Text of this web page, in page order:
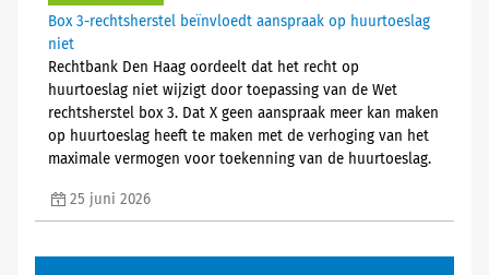
Box 3-rechtsherstel beïnvloedt aanspraak op huurtoeslag
niet
Rechtbank Den Haag oordeelt dat het recht op
huurtoeslag niet wijzigt door toepassing van de Wet
rechtsherstel box 3. Dat X geen aanspraak meer kan maken
op huurtoeslag heeft te maken met de verhoging van het
maximale vermogen voor toekenning van de huurtoeslag.
25 juni 2026